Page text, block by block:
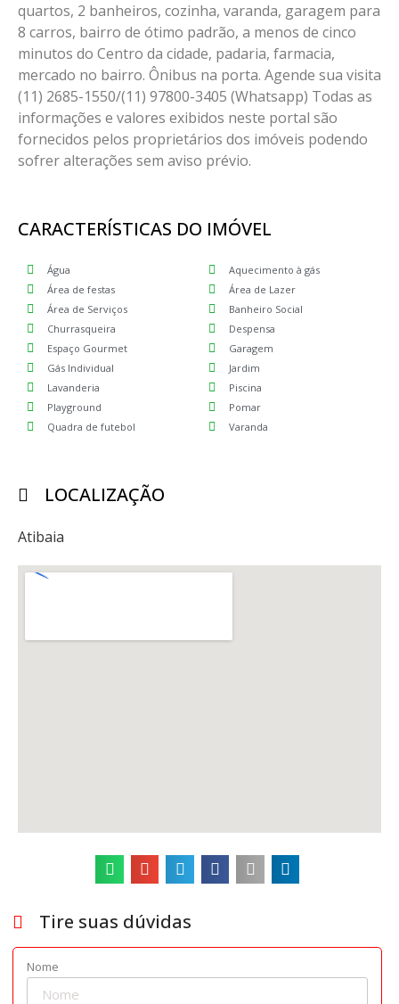
quartos, 2 banheiros, cozinha, varanda, garagem para
8 carros, bairro de ótimo padrão, a menos de cinco
minutos do Centro da cidade, padaria, farmacia,
mercado no bairro. Ônibus na porta. Agende sua visita
(11) 2685-1550/(11) 97800-3405 (Whatsapp) Todas as
informações e valores exibidos neste portal são
fornecidos pelos proprietários dos imóveis podendo
sofrer alterações sem aviso prévio.
CARACTERÍSTICAS DO IMÓVEL
Água
Aquecimento à gás
Área de festas
Área de Lazer
Área de Serviços
Banheiro Social
Churrasqueira
Despensa
Espaço Gourmet
Garagem
Gás Individual
Jardim
Lavanderia
Piscina
Playground
Pomar
Quadra de futebol
Varanda
LOCALIZAÇÃO
Atibaia
Tire suas dúvidas
Nome